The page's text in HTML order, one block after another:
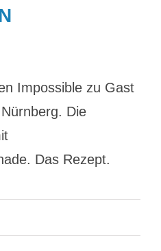
Impossible zu Gast
Die
Das Rezept.